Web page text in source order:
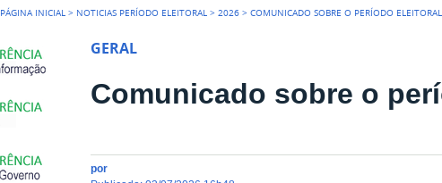
PÁGINA INICIAL > NOTICIAS PERÍODO ELEITORAL >2026 >COMUNICADO SOBRE O PERÍODO ELEITORAL
GERAL
Comunicado sobre o
por